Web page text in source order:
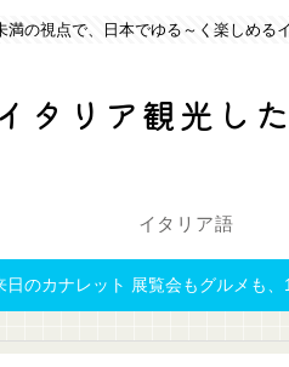
の視点で、日本でゆる～く楽しめ
タリア観光し
イタリア語
日のカナレット 展覧会もグルメも、